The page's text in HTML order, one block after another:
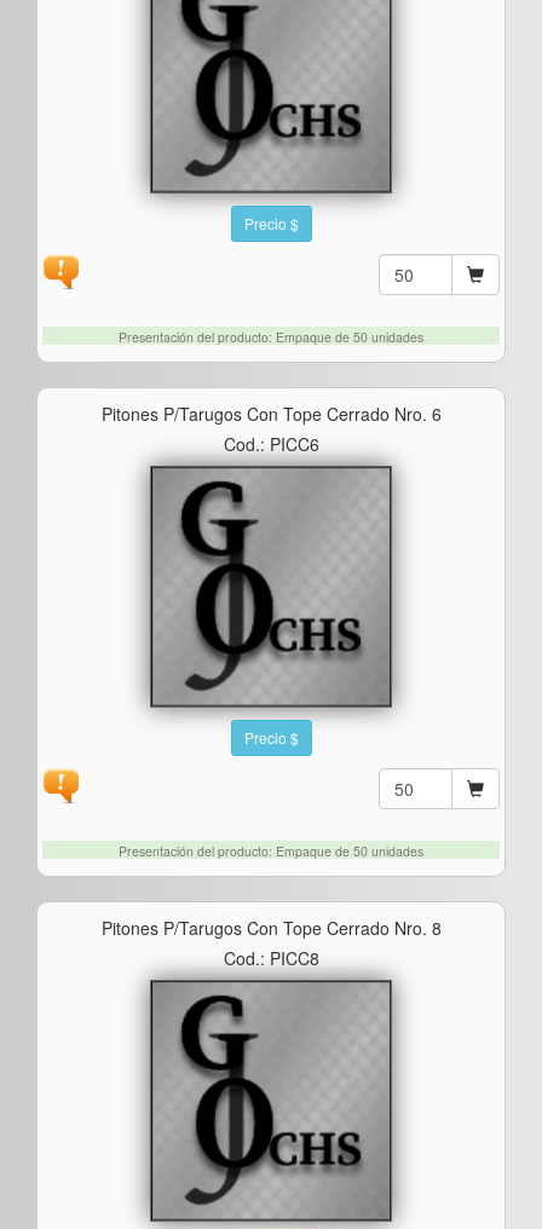
Precio $
Presentación del producto: Empaque de 50 unidades
Pitones P/tarugos Con Tope Cerrado Nro. 6
Cod.: PICC6
Precio $
Presentación del producto: Empaque de 50 unidades
Pitones P/tarugos Con Tope Cerrado Nro. 8
Cod.: PICC8